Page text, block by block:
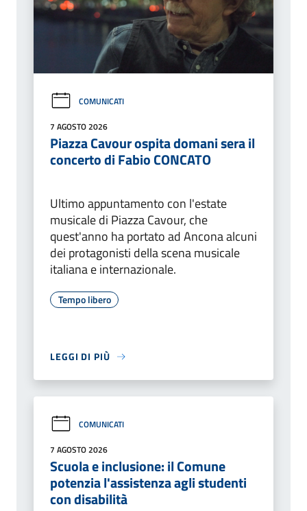
COMUNICATI
7 AGOSTO 2026
Piazza Cavour ospita domani sera il
concerto di Fabio CONCATO
Ultimo appuntamento con l'estate
musicale di Piazza Cavour, che
quest'anno ha portato ad Ancona alcuni
dei protagonisti della scena musicale
italiana e internazionale.
Tempo libero
LEGGI DI PIÙ
COMUNICATI
7 AGOSTO 2026
Scuola e inclusione: il Comune
potenzia l'assistenza agli studenti
con disabilità